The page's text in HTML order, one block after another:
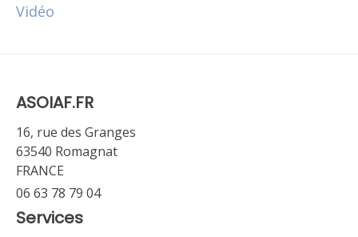
Vidéo
ASOIAF.FR
16, rue des Granges
63540 Romagnat
FRANCE
06 63 78 79 04
Services